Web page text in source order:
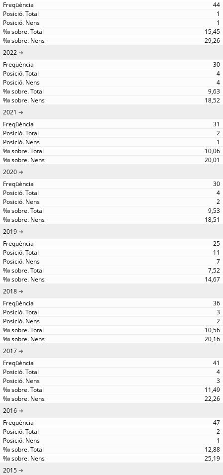
44
1
1
15,45
29,26
2022
30
4
4
9,63
18,52
2021
31
2
1
10,06
20,01
2020
30
4
2
9,53
18,51
2019
25
11
7
7,52
14,67
2018
36
3
2
10,56
20,16
2017
41
4
3
11,49
22,26
2016
47
2
1
12,88
25,19
2015